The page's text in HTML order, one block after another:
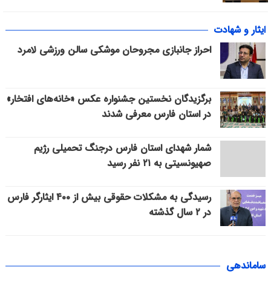
ایثار و شهادت
احراز جانبازی مجروحان موشکی سالن ورزشی لامرد
برگزیدگان نخستین جشنواره عکس «خانه‌های افتخار»
در استان فارس معرفی شدند
شمار شهدای استان فارس درجنگ تحمیلی رژیم
صهیونسیتی به ۲۱ نفر رسید
رسیدگی به مشکلات حقوقی بیش از ۴۰۰ ایثارگر فارس
در ۲ سال گذشته
ساماندهی